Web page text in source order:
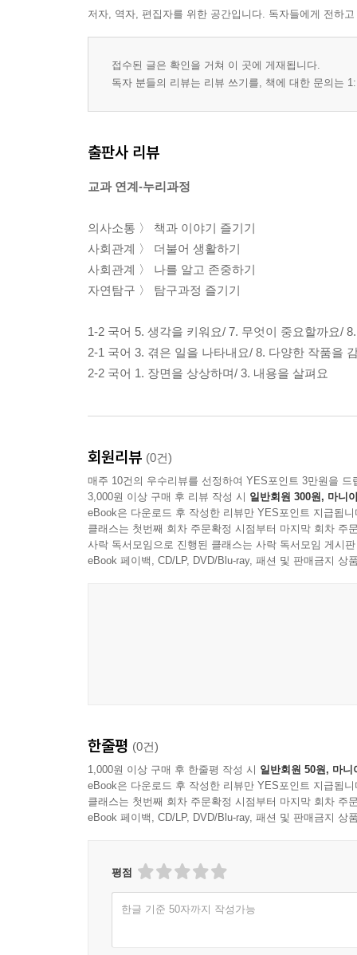
저자, 역자, 편집자를 위한 공간입니다. 독자들에게 전하
접수된 글은 확인을 거쳐 이 곳에 게재됩니다.
독자 분들의 리뷰는 리뷰 쓰기를, 책에 대한 문의는
출판사 리뷰
교과 연계-누리과정
의사소통 〉 책과 이야기 즐기기
사회관계 〉 더불어 생활하기
사회관계 〉 나를 알고 존중하기
자연탐구 〉 탐구과정 즐기기
1-2 국어 5. 생각을 키워요/ 7. 무엇이 중요할까요/
2-1 국어 3. 겪은 일을 나타내요/ 8. 다양한 작품을
2-2 국어 1. 장면을 상상하며/ 3. 내용을 살펴요
회원리뷰 (0건)
매주 10건의 우수리뷰를 선정하여 YES포인트 3만원을 드
3,000원 이상 구매 후 리뷰 작성 시 일반회원 300원, 마니
eBook은 다운로드 후 작성한 리뷰만 YES포인트 지급됩니
클래스는 첫번째 회차 주문확정 시점부터 마지막 회차 주
사락 독서모임으로 진행된 클래스는 사락 독서모임 게시
eBook 페이백, CD/LP, DVD/Blu-ray, 패션 및 판매금지 상
한줄평 (0건)
1,000원 이상 구매 후 한줄평 작성 시 일반회원 50원, 마니
eBook은 다운로드 후 작성한 리뷰만 YES포인트 지급됩니
클래스는 첫번째 회차 주문확정 시점부터 마지막 회차 주
eBook 페이백, CD/LP, DVD/Blu-ray, 패션 및 판매금지 상
평점
한글 기준 50자까지 작성가능